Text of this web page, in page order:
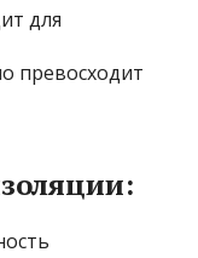
для
превосходит